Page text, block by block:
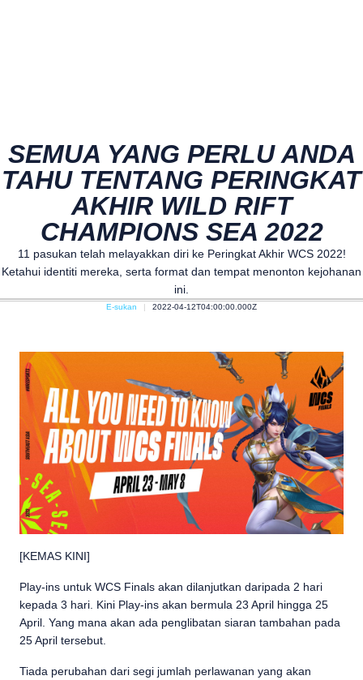
SEMUA YANG PERLU ANDA
TAHU TENTANG PERINGKAT
AKHIR WILD RIFT
CHAMPIONS SEA 2022
11 pasukan telah melayakkan diri ke Peringkat Akhir WCS 2022!
Ketahui identiti mereka, serta format dan tempat menonton kejohanan
ini.
E-sukan 2022-04-12T04:00:00.000Z
[KEMAS KINI]
Play-ins untuk WCS Finals akan dilanjutkan daripada 2 hari
kepada 3 hari. Kini Play-ins akan bermula 23 April hingga 25
April. Yang mana akan ada penglibatan siaran tambahan pada
25 April tersebut.
Tiada perubahan dari segi jumlah perlawanan yang akan